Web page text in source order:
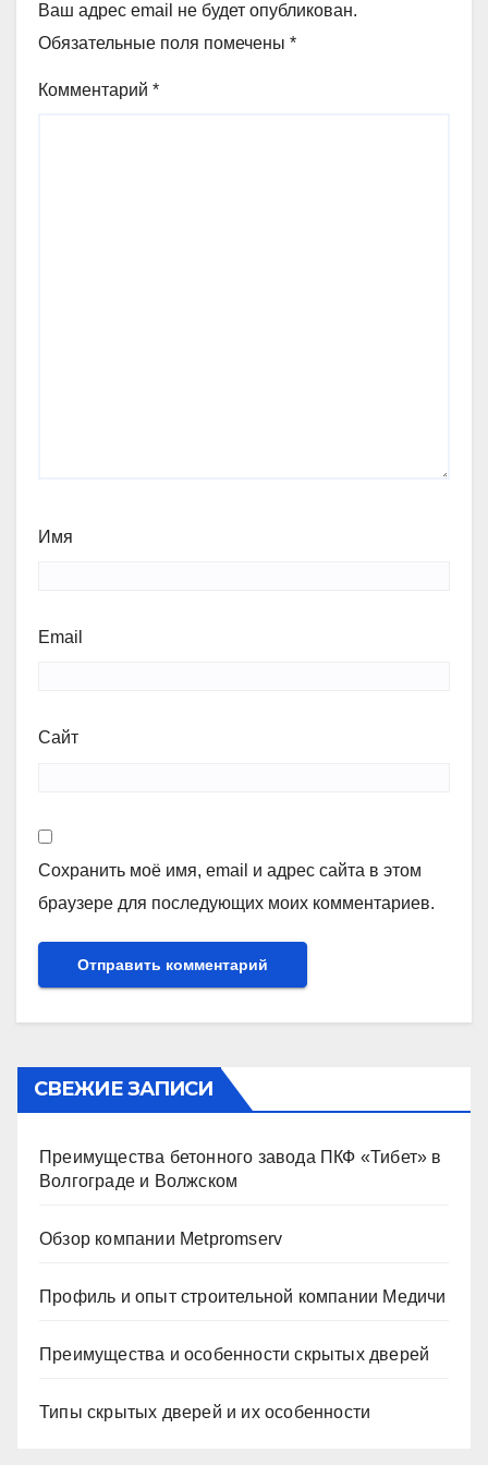
Ваш адрес email не будет опубликован.
Обязательные поля помечены *
Комментарий *
Имя
Email
Сайт
Сохранить моё имя, email и адрес сайта в этом
браузере для последующих моих комментариев.
СВЕЖИЕ ЗАПИСИ
Преимущества бетонного завода ПКФ «Тибет» в
Волгограде и Волжском
Обзор компании Metpromserv
Профиль и опыт строительной компании Медичи
Преимущества и особенности скрытых дверей
Типы скрытых дверей и их особенности